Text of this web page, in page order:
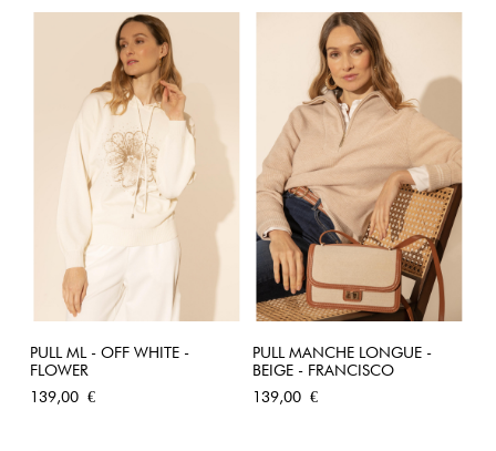
PULL ML - OFF WHITE -
FLOWER
Prix
139,00 €
PULL MANCHE LONGUE -
BEIGE - FRANCISCO
Prix
139,00 €